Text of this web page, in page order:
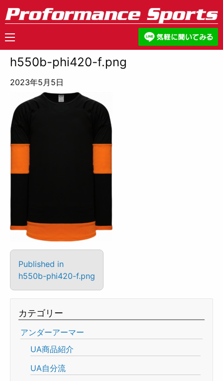
h550b-phi420-f.png
2023年5月5日
Published in
h550b-phi420-f.png
カテゴリー
アンダーアーマー
UA商品紹介
UA自分流